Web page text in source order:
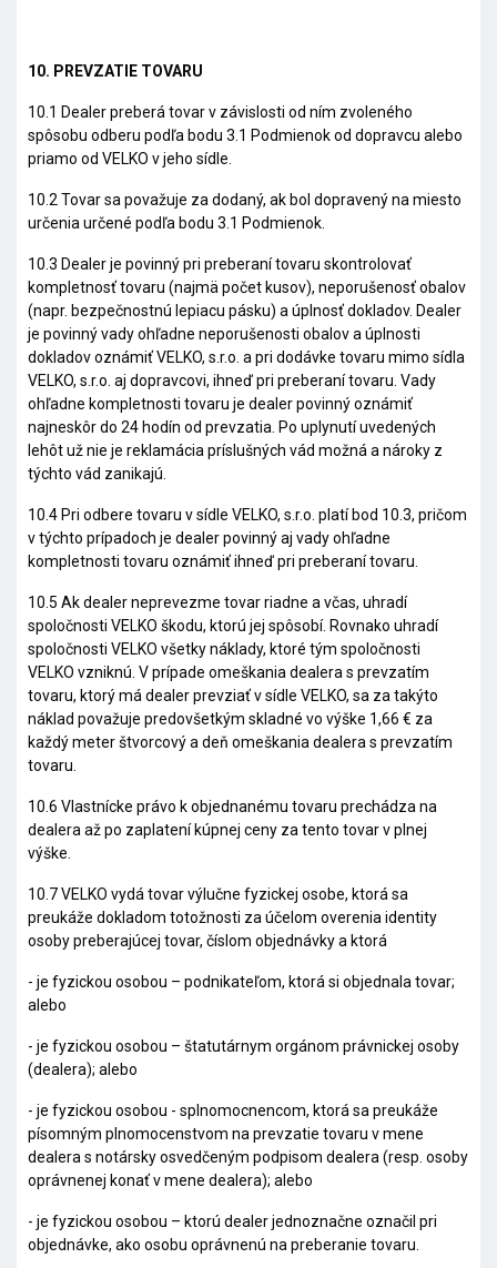
10. PREVZATIE TOVARU
10.1 Dealer preberá tovar v závislosti od ním zvoleného
spôsobu odberu podľa bodu 3.1 Podmienok od dopravcu alebo
priamo od VELKO v jeho sídle.
10.2 Tovar sa považuje za dodaný, ak bol dopravený na miesto
určenia určené podľa bodu 3.1 Podmienok.
10.3 Dealer je povinný pri preberaní tovaru skontrolovať
kompletnosť tovaru (najmä počet kusov), neporušenosť obalov
(napr. bezpečnostnú lepiacu pásku) a úplnosť dokladov. Dealer
je povinný vady ohľadne neporušenosti obalov a úplnosti
dokladov oznámiť VELKO, s.r.o. a pri dodávke tovaru mimo sídla
VELKO, s.r.o. aj dopravcovi, ihneď pri preberaní tovaru. Vady
ohľadne kompletnosti tovaru je dealer povinný oznámiť
najneskôr do 24 hodín od prevzatia. Po uplynutí uvedených
lehôt už nie je reklamácia príslušných vád možná a nároky z
týchto vád zanikajú.
10.4 Pri odbere tovaru v sídle VELKO, s.r.o. platí bod 10.3, pričom
v týchto prípadoch je dealer povinný aj vady ohľadne
kompletnosti tovaru oznámiť ihneď pri preberaní tovaru.
10.5 Ak dealer neprevezme tovar riadne a včas, uhradí
spoločnosti VELKO škodu, ktorú jej spôsobí. Rovnako uhradí
spoločnosti VELKO všetky náklady, ktoré tým spoločnosti
VELKO vzniknú. V prípade omeškania dealera s prevzatím
tovaru, ktorý má dealer prevziať v sídle VELKO, sa za takýto
náklad považuje predovšetkým skladné vo výške 1,66 € za
každý meter štvorcový a deň omeškania dealera s prevzatím
tovaru.
10.6 Vlastnícke právo k objednanému tovaru prechádza na
dealera až po zaplatení kúpnej ceny za tento tovar v plnej
výške.
10.7 VELKO vydá tovar výlučne fyzickej osobe, ktorá sa
preukáže dokladom totožnosti za účelom overenia identity
osoby preberajúcej tovar, číslom objednávky a ktorá
- je fyzickou osobou – podnikateľom, ktorá si objednala tovar;
alebo
- je fyzickou osobou – štatutárnym orgánom právnickej osoby
(dealera); alebo
- je fyzickou osobou - splnomocnencom, ktorá sa preukáže
písomným plnomocenstvom na prevzatie tovaru v mene
dealera s notársky osvedčeným podpisom dealera (resp. osoby
oprávnenej konať v mene dealera); alebo
- je fyzickou osobou – ktorú dealer jednoznačne označil pri
objednávke, ako osobu oprávnenú na preberanie tovaru.